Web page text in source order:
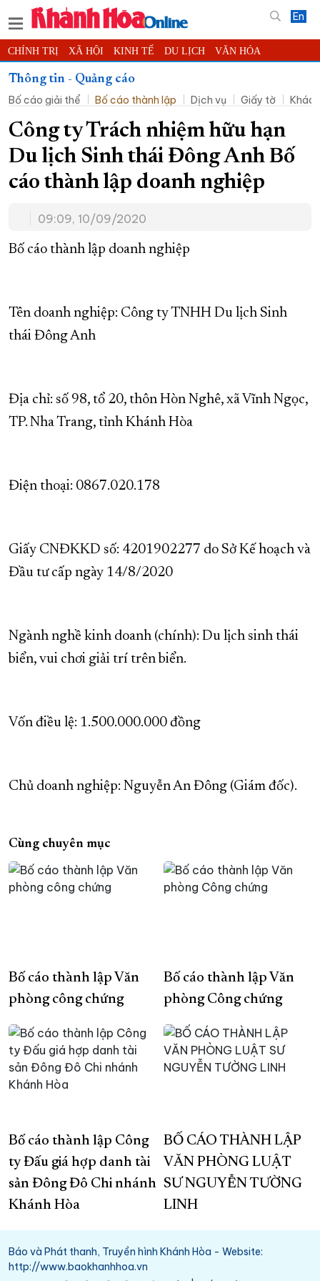
En
CHÍNH TRỊ XÃ HỘI KINH TẾ DU LỊCH VĂN HÓA
THỂ THAO ĐỜI SỐNG TIN ĐỊA PHƯƠNG
KHOA HỌC - CÔNG NGHỆ PHÁP LUẬT BẠN ĐỌC PHÓNG SỰ
THẾ GIỚI MULTIMEDIA VIDEO ĐỌC BÁO ONLINE
PODCAST THÔNG TIN - QUẢNG CÁO
QUY HOẠCH TỈNH KHÁNH HÒA
CHUNG TAY CẢI CÁCH HÀNH CHÍNH
XÂY DỰNG NÔNG THÔN MỚI LỊCH CẮT ĐIỆN
KHOẢNH KHẮC ĐẸP XỨ TRẦM
XÂY DỰNG KHÁNH HÒA TRỞ THÀNH THÀNH PHỐ TRỰC THUỘC
Thông tin - Quảng cáo
Bố cáo giải thể
Bố cáo thành lập Dịch vụ Giấy tờ Khác
Công ty Trách nhiệm hữu hạn
Du lịch Sinh thái Đông Anh Bố
cáo thành lập doanh nghiệp
09:09, 10/09/2020
Bố cáo thành lập doanh nghiệp
Tên doanh nghiệp: Công ty TNHH Du lịch Sinh
thái Đông Anh
Địa chỉ: số 98, tổ 20, thôn Hòn Nghê, xã Vĩnh Ngọc,
TP. Nha Trang, tỉnh Khánh Hòa
Điện thoại: 0867.020.178
Giấy CNĐKKD số: 4201902277 do Sở Kế hoạch và
Đầu tư cấp ngày 14/8/2020
Ngành nghề kinh doanh (chính): Du lịch sinh thái
biển, vui chơi giải trí trên biển.
Vốn điều lệ: 1.500.000.000 đồng
Chủ doanh nghiệp: Nguyễn An Đông (Giám đốc).
Cùng chuyên mục
Bố cáo thành lập Văn
phòng công chứng
Bố cáo thành lập Văn
phòng Công chứng
Bố cáo thành lập Công
ty Đấu giá hợp danh tài
sản Đông Đô Chi nhánh
Khánh Hòa
BỐ CÁO THÀNH LẬP
VĂN PHÒNG LUẬT
SƯ NGUYỄN TƯỜNG
LINH
Báo và Phát thanh, Truyền hình Khánh Hòa - Website:
http://www.baokhanhhoa.vn